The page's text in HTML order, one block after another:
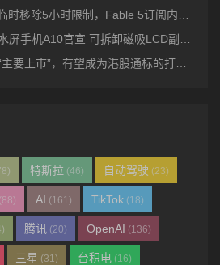
除5小时限制，Fable 5订阅内访问再延7天
机A10官宣 可拆卸磁吸LCD副屏 4nm芯片
上市”，有望成为港股通标的打开增量空间
特斯拉 (46) 自动驾驶 (23)
(88) AI (161) TikTok (18)
腾讯 (20) OpenAI (136)
三星 (31) 台积电 (16)